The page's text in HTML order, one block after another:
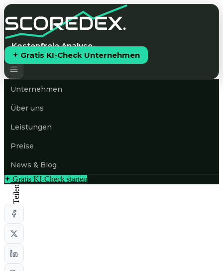
Kostenfreie Analyse
Gratis KI-Check Unternehmen
Unternehmen
Über uns
Leistungen
Preise
News & Blog
Gratis KI-Check starten
Teilen